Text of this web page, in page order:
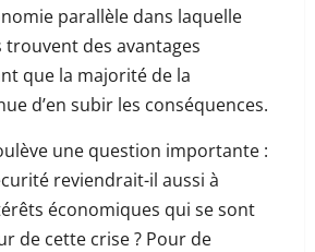
parallèle dans laquelle
des avantages
que la majorité de la
d’en subir les conséquences.
une question importante :
reviendrait-il aussi à
économiques qui se sont
de cette crise ? Pour de